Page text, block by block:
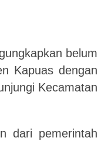
belum
Kapuas dengan
Kecamatan
dari pemerintah